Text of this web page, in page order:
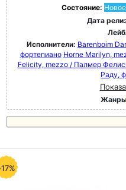
Состояние:
Дата
Исполнители: Barenboim
фортепиано Horne Marilyn,
Felicity, mezzo / Палмер
Раду,